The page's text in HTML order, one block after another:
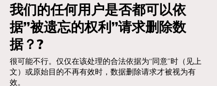
我们的任何用户是否都可以依
据”被遗忘的权利”请求删除数
据？?
很可能不行。仅仅在该处理的合法依据为“同意”时（见上
文）或原始目的不再有效时，数据删除请求才被视为有
效。